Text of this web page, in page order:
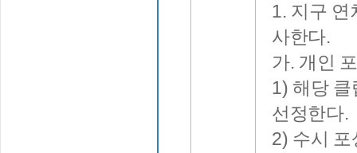
1. 지구 연
사한다.
가. 개인
1) 해당
선정한다.
2) 수시